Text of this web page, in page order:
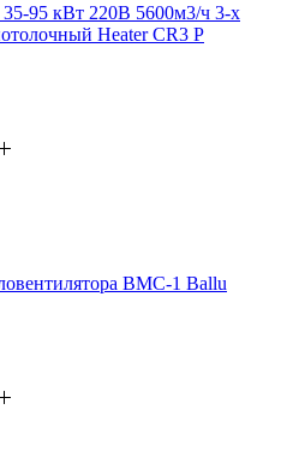
95 кВт 220В 5600м3/ч 3-х
Heater CR3 P
BМС-1 Ballu